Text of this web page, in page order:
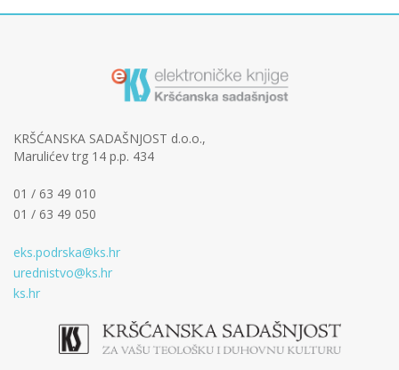
KRŠĆANSKA SADAŠNJOST d.o.o.,
Marulićev trg 14 p.p. 434
01 / 63 49 010
01 / 63 49 050
eks.podrska@ks.hr
urednistvo@ks.hr
ks.hr